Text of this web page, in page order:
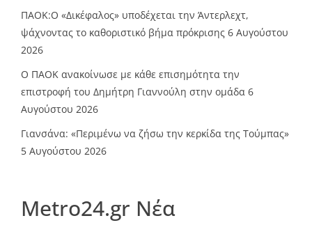
ΠΑΟΚ:Ο «Δικέφαλος» υποδέχεται την Άντερλεχτ,
ψάχνοντας το καθοριστικό βήμα πρόκρισης 6 Αυγούστου
2026
Ο ΠΑΟΚ ανακοίνωσε με κάθε επισημότητα την
επιστροφή του Δημήτρη Γιαννούλη στην ομάδα 6
Αυγούστου 2026
Γιανσάνα: «Περιμένω να ζήσω την κερκίδα της Τούμπας»
5 Αυγούστου 2026
Metro24.gr Νέα